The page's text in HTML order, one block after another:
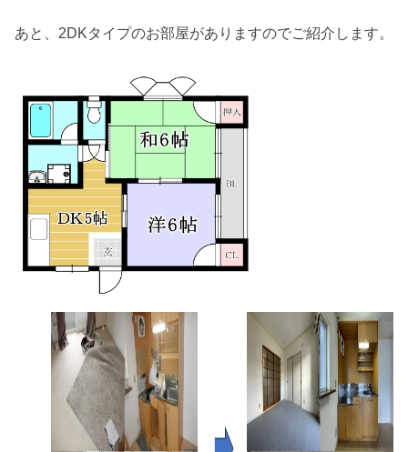
あと、2DKタイプのお部屋がありますのでご紹介します。